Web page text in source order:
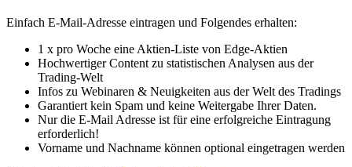
Einfach E-Mail-Adresse eintragen und Folgendes erhalten:
1 x pro Woche eine Aktien-Liste von Edge-Aktien
Hochwertiger Content zu statistischen Analysen aus der
Trading-Welt
Infos zu Webinaren & Neuigkeiten aus der Welt des Tradings
Garantiert kein Spam und keine Weitergabe Ihrer Daten.
Nur die E-Mail Adresse ist für eine erfolgreiche Eintragung
erforderlich!
Vorname und Nachname können optional eingetragen werden